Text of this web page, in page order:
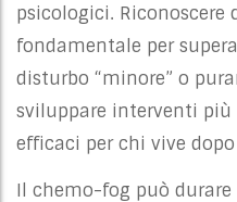
psicologici. Riconoscere
fondamentale per
disturbo “minore” o
sviluppare interventi
efficaci per chi vive
Il chemo-fog può durare